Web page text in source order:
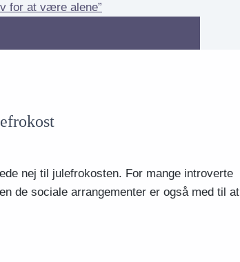
for at være alene”
nej til julefrokosten. For mange introverte
de sociale arrangementer er også med til at